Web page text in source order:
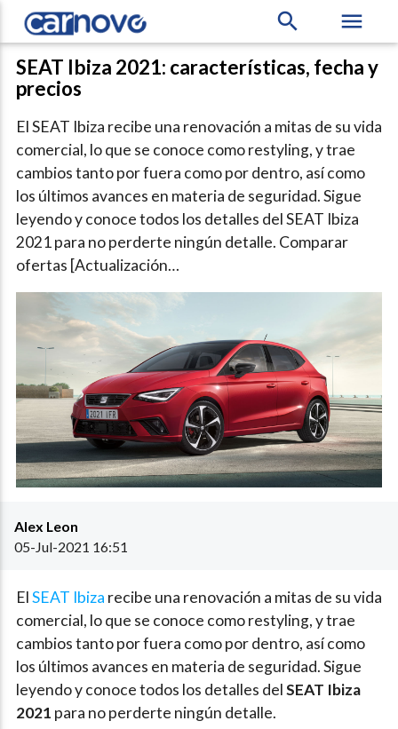
search menu
SEAT Ibiza 2021: características, fecha y
precios
El SEAT Ibiza recibe una renovación a mitas de su vida
comercial, lo que se conoce como restyling, y trae
cambios tanto por fuera como por dentro, así como
los últimos avances en materia de seguridad. Sigue
leyendo y conoce todos los detalles del SEAT Ibiza
2021 para no perderte ningún detalle. Comparar
ofertas [Actualización…
Alex Leon
05-Jul-2021 16:51
ElSEAT Ibiza recibe una renovación a mitas de su vida
comercial, lo que se conoce como restyling, y trae
cambios tanto por fuera como por dentro, así como
los últimos avances en materia de seguridad. Sigue
leyendo y conoce todos los detalles delSEAT Ibiza
2021 para no perderte ningún detalle.